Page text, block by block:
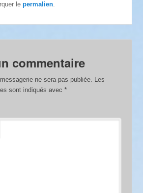
lepermalien.
commentaire
ne sera pas publiée. Les
sont indiqués avec*